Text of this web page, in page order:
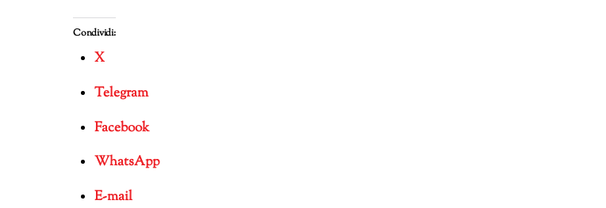
Condividi:
X
Telegram
Facebook
WhatsApp
E-mail